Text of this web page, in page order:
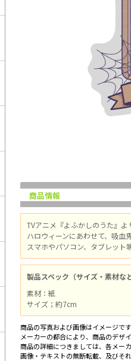
商品情報
TVアニメ『よふかしのうた』
ハロウィーンにあわせて、吸血
スマホやパソコン、タブレット
製品スペック（サイズ・素材など
素材：紙
サイズ；約7cm
商品の写真および画像はイメージで
メーカーの都合により、商品のデザ
商品の詳細につきましては、各メー
画像・テキストの無断転載、及びそ